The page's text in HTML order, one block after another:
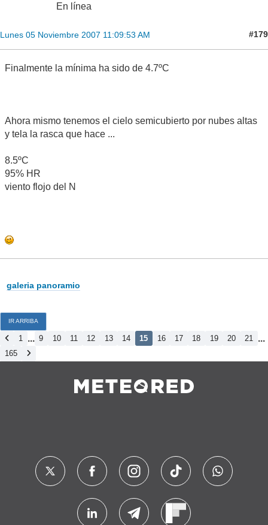
En línea
Lunes 05 Noviembre 2007 11:09:53 AM #179
Finalmente la mínima ha sido de 4.7ºC
Ahora mismo tenemos el cielo semicubierto por nubes altas
y tela la rasca que hace ...
8.5ºC
95% HR
viento flojo del N
galeria panoramio
IR ARRIBA
1 ... 9 10 11 12 13 14 15 16 17 18 19 20 21 ...
165